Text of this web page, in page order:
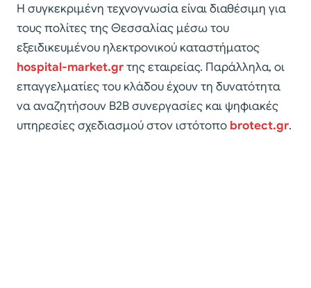
Η συγκεκριμένη τεχνογνωσία είναι διαθέσιμη για
τους πολίτες της Θεσσαλίας μέσω του
εξειδικευμένου ηλεκτρονικού καταστήματος
hospital-market.grτης εταιρείας. Παράλληλα, οι
επαγγελματίες του κλάδου έχουν τη δυνατότητα
να αναζητήσουν B2B συνεργασίες και ψηφιακές
υπηρεσίες σχεδιασμού στον ιστότοπο brotect.gr.